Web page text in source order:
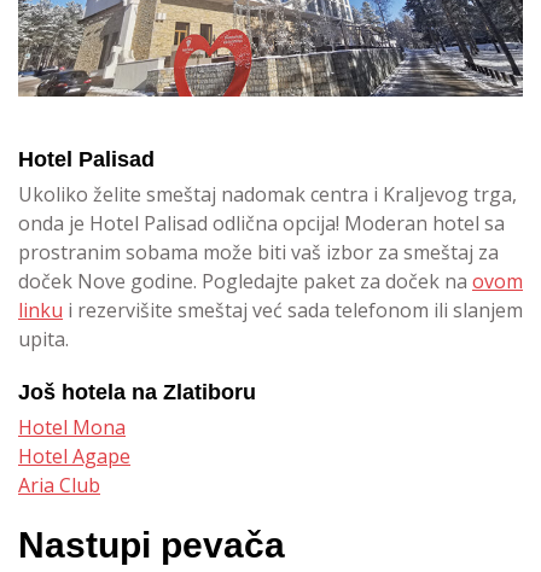
Hotel Palisad
Ukoliko želite smeštaj nadomak centra i Kraljevog trga,
onda je Hotel Palisad odlična opcija! Moderan hotel sa
prostranim sobama može biti vaš izbor za smeštaj za
doček Nove godine. Pogledajte paket za doček na ovom
linku i rezervišite smeštaj već sada telefonom ili slanjem
upita.
Još hotela na Zlatiboru
Hotel Mona
Hotel Agape
Aria Club
Nastupi pevača